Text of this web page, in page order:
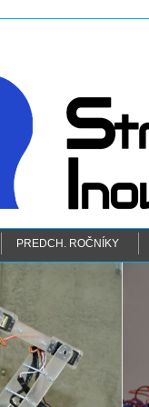
PREDCH. ROČNÍKY